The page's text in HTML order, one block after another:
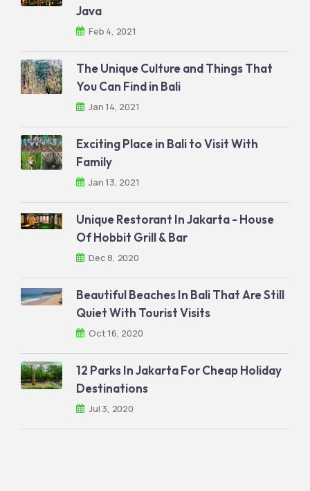
Java
Feb 4, 2021
The Unique Culture and Things That
You Can Find in Bali
Jan 14, 2021
Exciting Place in Bali to Visit With
Family
Jan 13, 2021
Unique Restorant In Jakarta - House
Of Hobbit Grill & Bar
Dec 8, 2020
Beautiful Beaches In Bali That Are Still
Quiet With Tourist Visits
Oct 16, 2020
12 Parks In Jakarta For Cheap Holiday
Destinations
Jul 3, 2020